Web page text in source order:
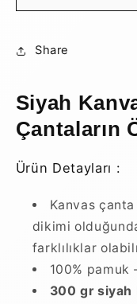
Share
Siyah
Çantaların
Ürün Detayları :
Kanvas
dikimi
farklılıklar
100% pamuk -
300 gr siyah